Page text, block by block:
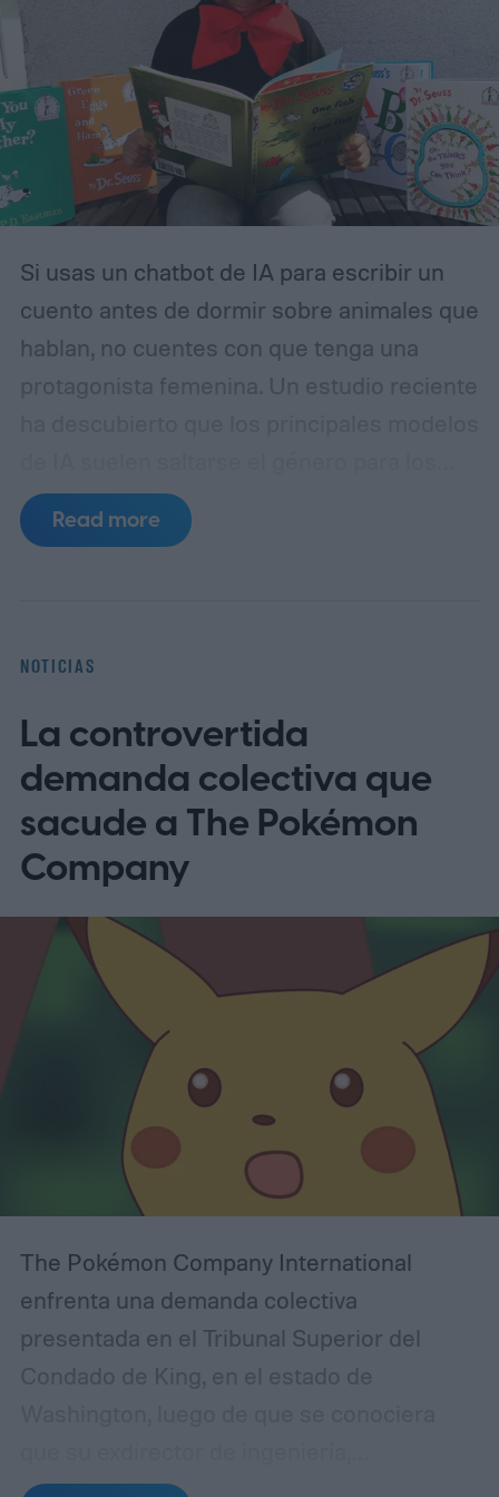
Si usas un chatbot de IA para escribir un
cuento antes de dormir sobre animales que
hablan, no cuentes con que tenga una
protagonista femenina. Un estudio reciente
personajes animales, pero cuando no lo
hacen, el protagonista casi siempre es
Read more
NOTICIAS
La controvertida
demanda colectiva que
sacude a The Pokémon
Company
The Pokémon Company International
enfrenta una demanda colectiva
presentada en el Tribunal Superior del
Condado de King, en el estado de
identificado como Ben Tsai, habría